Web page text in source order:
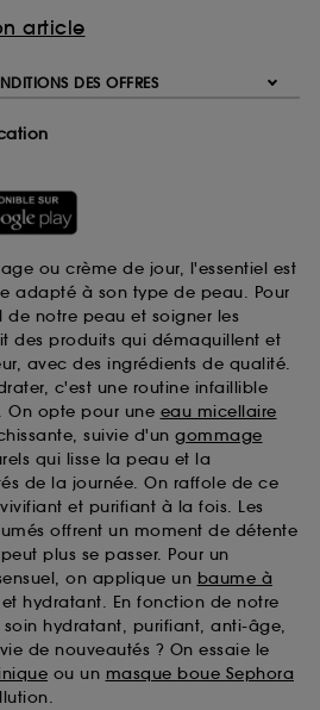
article
DES OFFRES
ou crème de jour, l'essentiel est
adapté à son type de peau. Pour
notre peau et soigner les
des produits qui démaquillent et
avec des ingrédients de qualité.
c'est une routine infaillible
On opte pour une eau micellaire
suivie d'un gommage
qui lisse la peau et la
de la journée. On raffole de ce
et purifiant à la fois. Les
offrent un moment de détente
plus se passer. Pour un
on applique un baume à
hydratant. En fonction de notre
hydratant, purifiant, anti-âge,
de nouveautés ? On essaie le
ou un masque boue Sephora